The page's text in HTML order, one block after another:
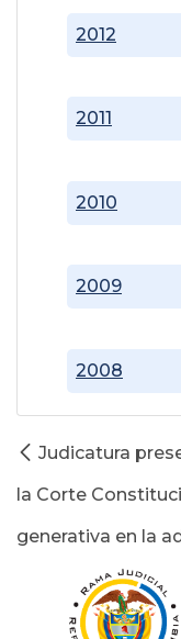
2008
2009
2010
2011
2012
Judicatura
la Corte
generativa en la